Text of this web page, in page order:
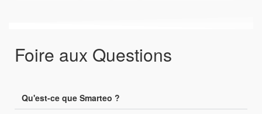
Foire aux Questions
Qu'est-ce que Smarteo ?